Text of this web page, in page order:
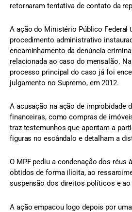
retornaram tentativa de contato da
A ação do Ministério Público Federal
procedimento administrativo
encaminhamento da denúncia
relacionada ao caso do mensalão.
processo principal do caso já foi
julgamento no Supremo, em 2012.
A acusação na ação de improbidade
financeiras, como compras de
traz testemunhos que apontam a
figuras no escândalo e detalham a
O MPF pediu a condenação dos réus
obtidos de forma ilícita, ao
suspensão dos direitos políticos e ao
A ação empacou logo depois por